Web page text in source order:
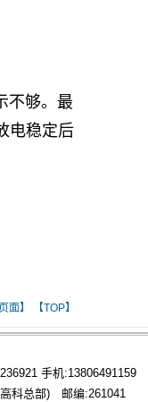
不够。最
电稳定后
面】 【TOP】
手机:13806491159
高科总部) 邮编:261041